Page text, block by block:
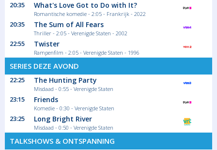
20:35 What's Love Got to Do with It?
Romantische komedie - 2:05 - Frankrijk - 2022
20:35 The Sum of All Fears
Thriller - 2:05 - Verenigde Staten - 2002
22:55 Twister
Rampenfilm - 2:05 - Verenigde Staten - 1996
SERIES DEZE AVOND
22:25 The Hunting Party
Misdaad - 0:55 - Verenigde Staten
23:15 Friends
Komedie - 0:30 - Verenigde Staten
23:25 Long Bright River
Misdaad - 0:50 - Verenigde Staten
TALKSHOWS & ONTSPANNING